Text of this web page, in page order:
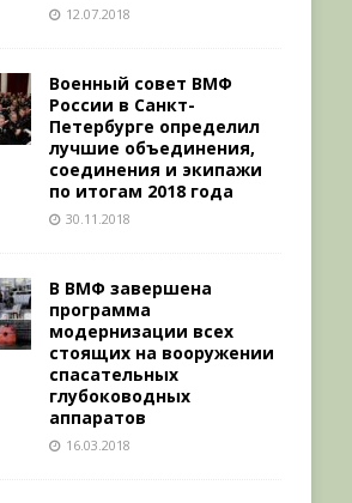
12.07.2018
Военный совет ВМФ
России в Санкт-
Петербурге определил
лучшие объединения,
соединения и экипажи
по итогам 2018 года
30.11.2018
В ВМФ завершена
программа
модернизации всех
стоящих на вооружении
спасательных
глубоководных
аппаратов
16.03.2018